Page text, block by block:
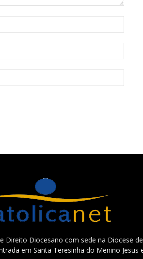
Direito Diocesano com sede na Diocese
em Santa Teresinha do Menino Jesus